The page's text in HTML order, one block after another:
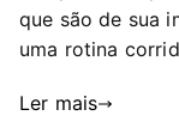
que são de sua
uma rotina
Ler mais